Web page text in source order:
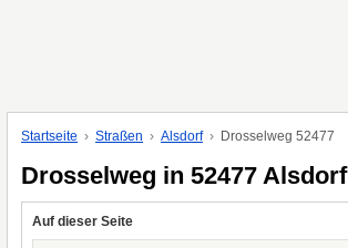
Startseite Straßen Alsdorf Drosselweg 52477
Drosselweg in 52477 Alsdorf
Auf dieser Seite